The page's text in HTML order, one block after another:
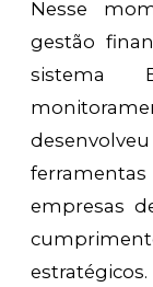
Nesse
gestão
sistema
empresas
estratégicos.